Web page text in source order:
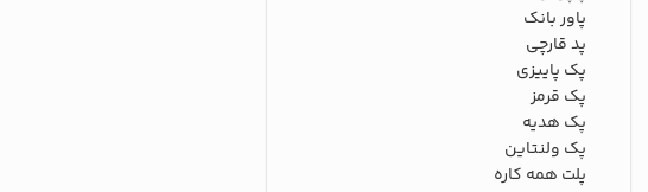
پاور بانک
پد قارچی
پک پاییزی
پک قرمز
پک هدیه
پک ولنتاین
پلت همه کاره